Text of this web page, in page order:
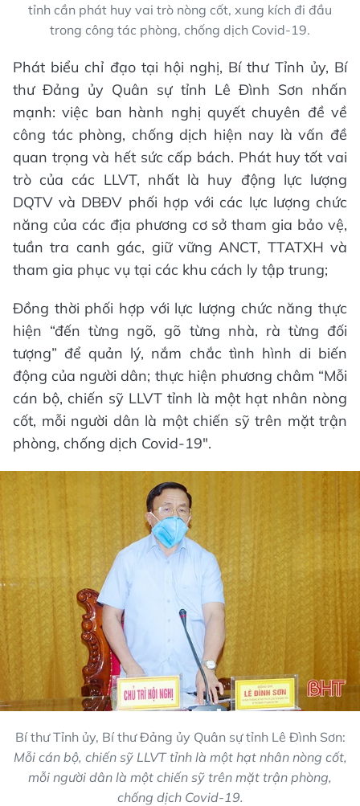
tỉnh cần phát huy vai trò nòng cốt, xung kích đi đầu
trong công tác phòng, chống dịch Covid-19.
Phát biểu chỉ đạo tại hội nghị, Bí thư Tỉnh ủy, Bí
thư Đảng ủy Quân sự tỉnh Lê Đình Sơn nhấn
mạnh: việc ban hành nghị quyết chuyên đề về
công tác phòng, chống dịch hiện nay là vấn đề
quan trọng và hết sức cấp bách. Phát huy tốt vai
trò của các LLVT, nhất là huy động lực lượng
DQTV và DBĐV phối hợp với các lực lượng chức
năng của các địa phương cơ sở tham gia bảo vệ,
tuần tra canh gác, giữ vững ANCT, TTATXH và
tham gia phục vụ tại các khu cách ly tập trung;
Đồng thời phối hợp với lực lượng chức năng thực
hiện “đến từng ngõ, gõ từng nhà, rà từng đối
tượng” để quản lý, nắm chắc tình hình di biến
động của người dân; thực hiện phương châm “Mỗi
cán bộ, chiến sỹ LLVT tỉnh là một hạt nhân nòng
cốt, mỗi người dân là một chiến sỹ trên mặt trận
phòng, chống dịch Covid-19".
Bí thư Tỉnh ủy, Bí thư Đảng ủy Quân sự tỉnh Lê Đình Sơn:
Mỗi cán bộ, chiến sỹ LLVT tỉnh là một hạt nhân nòng cốt,
mỗi người dân là một chiến sỹ trên mặt trận phòng,
chống dịch Covid-19.